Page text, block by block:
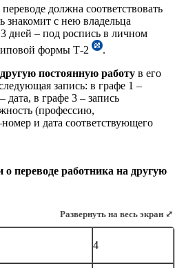
должна соответствовать
знакомит с нею владельца
дней – под роспись в личном
формы Т-2
.
другую постоянную работу в его
запись: в графе 1 –
дата, в графе 3 – запись
(профессию,
и дата соответствующего
переводе работника на другую
4
Развернуть на весь экран ⤢